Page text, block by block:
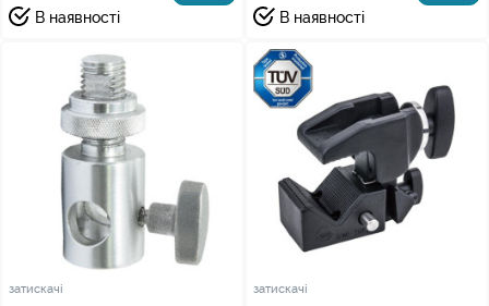
В наявності В наявності
затискачі затискачі